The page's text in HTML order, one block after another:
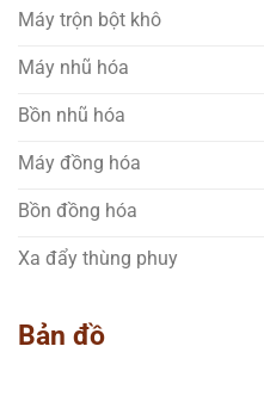
Máy trộn bột khô
Máy nhũ hóa
Bồn nhũ hóa
Máy đồng hóa
Bồn đồng hóa
Xa đẩy thùng phuy
Bản đồ